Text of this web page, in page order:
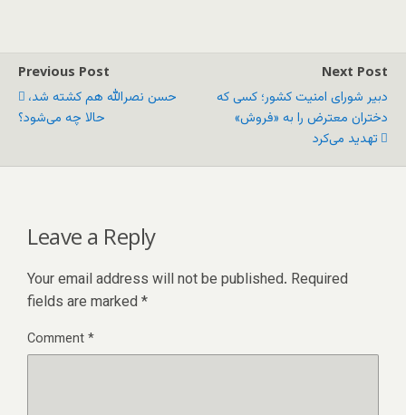
Previous Post
حسن نصرالله هم کشته شد،
حالا چه می‌شود؟
Next Post
دبیر شورای امنیت کشور؛ کسی که
دختران معترض را به «فروش»
تهدید می‌کرد
Leave a Reply
Your email address will not be published. Required
fields are marked *
Comment*